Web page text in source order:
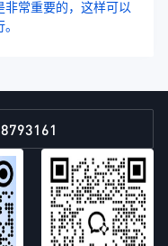
常重要的，这样可以